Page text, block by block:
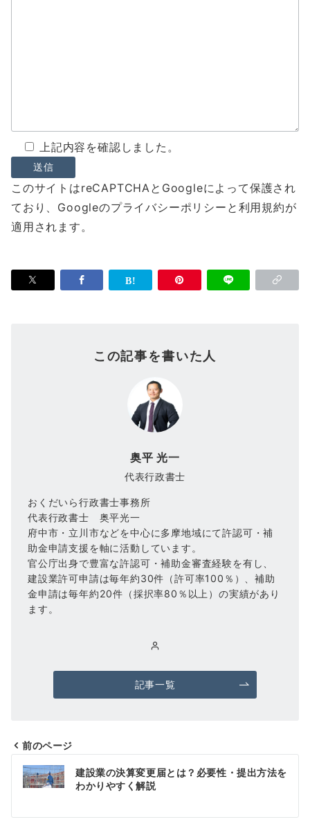
上記内容を確認しました。
このサイトはreCAPTCHAとGoogleによって保護され
ており、Googleのプライバシーポリシーと利用規約が
適用されます。
この記事を書いた人
奥平 光一
代表行政書士
おくだいら行政書士事務所
代表行政書士 奥平光一
府中市・立川市などを中心に多摩地域にて許認可・補
助金申請支援を軸に活動しています。
官公庁出身で豊富な許認可・補助金審査経験を有し、
建設業許可申請は毎年約30件（許可率100％）、補助
金申請は毎年約20件（採択率80％以上）の実績があり
ます。
記事一覧
投
稿
前のページ
建設業の決算変更届とは？必要性・提出方法を
わかりやすく解説